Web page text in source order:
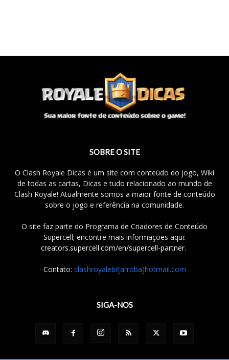
SOBRE O SITE
O Clash Royale Dicas é um site com conteúdo do jogo, Wiki
de todas as cartas, Dicas e tudo relacionado ao mundo de
Clash Royale! Atualmente somos a maior fonte de conteúdo
sobre o jogo e referência na comunidade.
O site faz parte do Programa de Criadores de Conteúdo
Supercell; encontre mais informações aqui:
creators.supercell.com/en/supercell-partner.
Contato: clashroyalebr[arroba]hotmail.com
SIGA-NOS